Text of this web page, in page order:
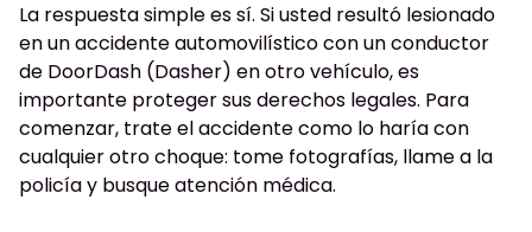
La respuesta simple es sí. Si usted resultó lesionado
en un accidente automovilístico con un conductor
de DoorDash (Dasher) en otro vehículo, es
importante proteger sus derechos legales. Para
comenzar, trate el accidente como lo haría con
cualquier otro choque: tome fotografías, llame a la
policía y busque atención médica.